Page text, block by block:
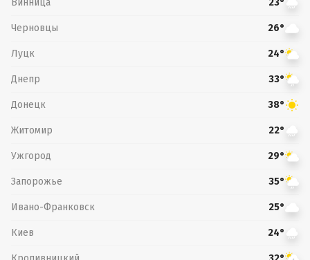
23°
Черновцы 26°
Луцк 24°
Днепр 33°
Донецк 38°
Житомир 22°
Ужгород 29°
Запорожье 35°
Ивано-Франковск 25°
Киев 24°